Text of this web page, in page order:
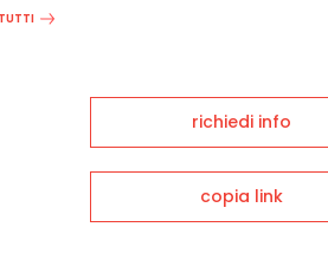
richiedi info
copia link